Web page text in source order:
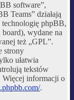
software”,
Teams” działają
phpBB,
wydane na
też „GPL”.
strony
ułatwia
tekstów
Więcej informacji o
.